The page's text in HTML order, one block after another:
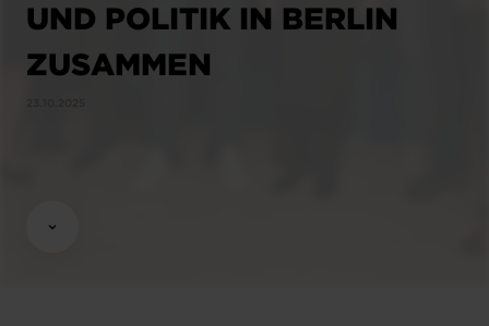
UND POLITIK IN BERLIN
ZUSAMMEN